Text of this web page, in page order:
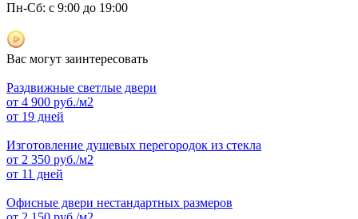
Пн-Сб: с 9:00 до 19:00
Вас могут заинтересовать
Раздвижные светлые двери
от 4 900 руб./м2
от 19 дней
Изготовление душевых перегородок из стекла
от 2 350 руб./м2
от 11 дней
Офисные двери нестандартных размеров